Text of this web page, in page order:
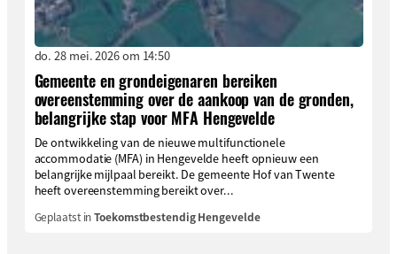
do. 28 mei. 2026 om 14:50
Gemeente en grondeigenaren bereiken
overeenstemming over de aankoop van de gronden,
belangrijke stap voor MFA Hengevelde
De ontwikkeling van de nieuwe multifunctionele
accommodatie (MFA) in Hengevelde heeft opnieuw een
belangrijke mijlpaal bereikt. De gemeente Hof van Twente
heeft overeenstemming bereikt over...
Geplaatst inToekomstbestendig Hengevelde